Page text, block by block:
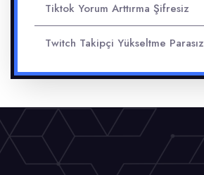
Tiktok Yorum Arttırma Şifresiz
Twitch Takipçi Yükseltme Parasız